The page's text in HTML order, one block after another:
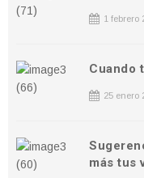
1 febrero
Cuando
25 enero
más tus